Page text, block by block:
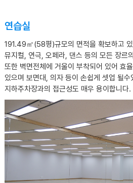
연습실
191.49㎡(58평)규모의 면적을 확보하고
뮤지컬, 연극, 오페라, 댄스 등의 모든 장르
또한 벽면전체에 거울이 부착되어 있어 효
있으며 보면대, 의자 등이 손쉽게 셋업 될
지하주차장과의 접근성도 매우 용이합니다.